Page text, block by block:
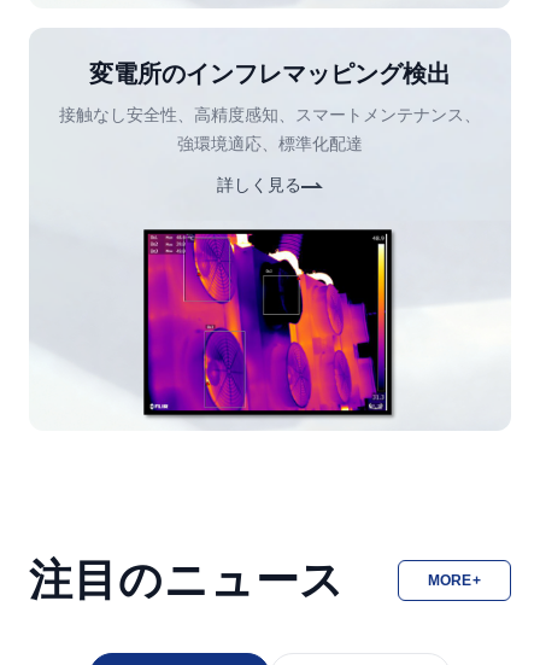
変電所のインフレマッピング検出
接触なし安全性、高精度感知、スマートメンテナンス、
強環境適応、標準化配達
詳しく見る
注目のニュース MORE+